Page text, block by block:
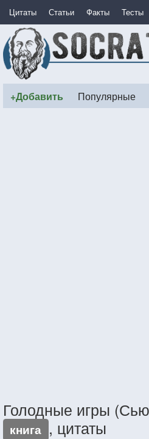
Цитаты Статьи Факты Тесты
+Добавить Популярные
Голодные игры
книга , цитаты